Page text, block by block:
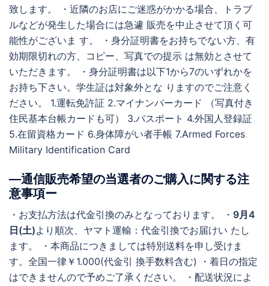
致します。 ・近隣のお店にご迷惑がかかる場合、トラブ
ルなどが発生した場合には急遽 販売を中止させて頂く可
能性がございま す。 ・身分証明書をお持ちでない方、有
効期限切れの方、コピー、写真での提示 は無効とさせて
いただきます。 ・身分証明書は以下1から7のいずれかを
お持ち下さい。学生証は対象外とな りますのでご注意く
ださい。 1.運転免許証 2.マイナンバーカード （写真付き
住民基本台帳カードも可） 3.パスポート 4.外国人登録証
5.在留資格カード 6.身体障がい者手帳 7.Armed Forces
Military Identification Card
―通信販売希望の当選者のご購入に関する注
意事項ー
・お支払方法は代金引換のみとなっております。 ・ 9月4
日(土)より順次、ヤマト運輸：代金引換でお届けい たし
ます。 ・本商品につきましては特別送料を申し受けま
す。全国一律￥1.000(代金引 換手数料含む) ・着日の指定
はできませんので予めご了承ください。 ・配送状況によ